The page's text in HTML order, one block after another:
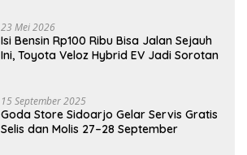
23 Mei 2026
Isi Bensin Rp100 Ribu Bisa Jalan Sejauh
Ini, Toyota Veloz Hybrid EV Jadi Sorotan
15 September 2025
Goda Store Sidoarjo Gelar Servis Gratis
Selis dan Molis 27–28 September